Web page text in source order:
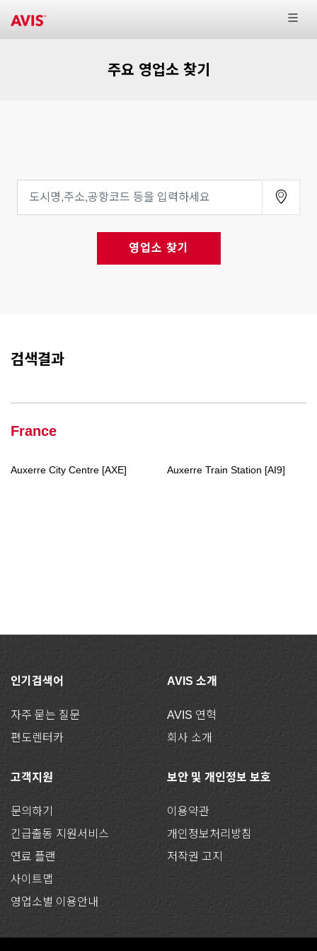
주요 영업소 찾기
영업소 찾기
검색결과
France
Auxerre City Centre [AXE] Auxerre Train Station [AI9]
인기검색어
자주 묻는 질문
편도렌터카
AVIS 소개
AVIS 연혁
회사 소개
고객지원
문의하기
긴급출동 지원서비스
연료 플랜
사이트맵
영업소별 이용안내
보안 및 개인정보 보호
이용약관
개인정보처리방침
저작권 고지